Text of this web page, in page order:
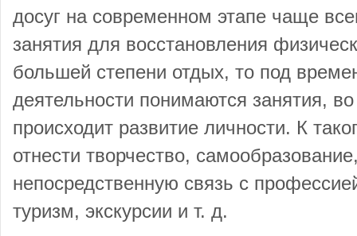
досуг на современном этапе чаще
занятия для восстановления
большей степени отдых, то под
деятельности понимаются занятия,
происходит развитие личности. К
отнести творчество,
непосредственную связь с
туризм, экскурсии и т. д.